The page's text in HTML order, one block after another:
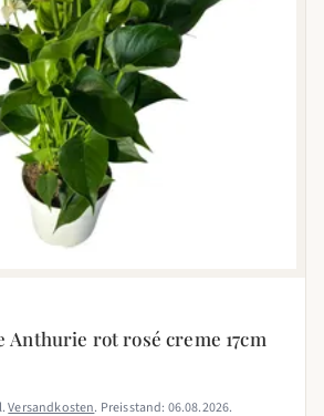
Anthurie rot rosé creme 17cm
Versandkosten. Preisstand: 06.08.2026.